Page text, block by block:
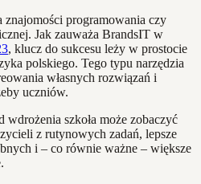
znajomości programowania czy
Jak zauważa BrandsIT w
, klucz do sukcesu leży w prostocie
polskiego. Tego typu narzędzia
własnych rozwiązań i
uczniów.
szkoła może zobaczyć
z rutynowych zadań, lepsze
i – co równie ważne – większe